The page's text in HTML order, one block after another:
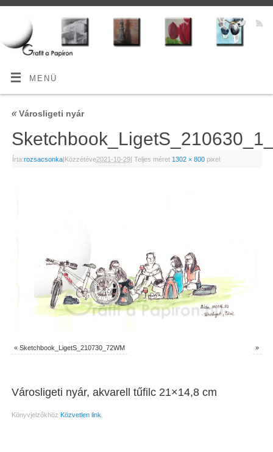
MENÜ
«Városligeti nyár
Írta:rozsacsonka|Közzétéve2021-10-29| Teljes méret 1302 × 800pixel
« Sketchbook_LigetS_210730_72WM »
Városligeti nyár, akvarell tűfilc 21×14,8 cm
Könyvjelzőkhöz Közvetlen link